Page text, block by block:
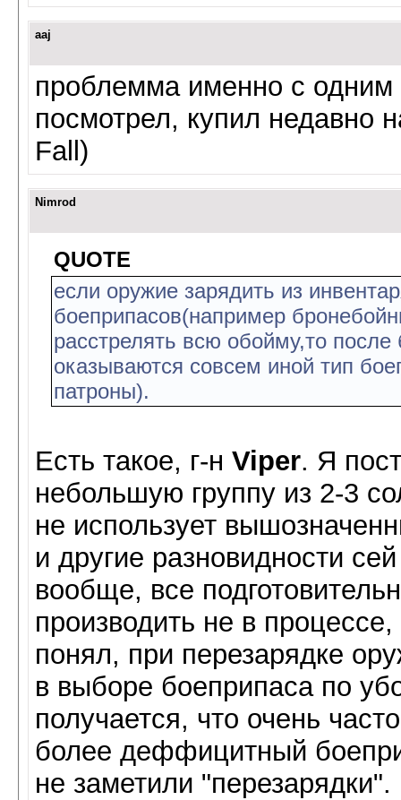
aaj
проблемма именно с одним
посмотрел, купил недавно
Fall)
Nimrod
QUOTE
если оружие зарядить из
боеприпасов(например
расстрелять всю обойму,то
оказываются совсем иной тип
патроны).
Есть такое, г-н Viper. Я
небольшую группу из 2-3
не использует
и другие разновидности
вообще, все
производить не в
понял, при перезарядке
в выборе боеприпаса по
получается, что очень
более деффицитный
не заметили "перезарядки".